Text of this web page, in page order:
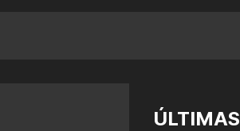
ÚLTIMAS